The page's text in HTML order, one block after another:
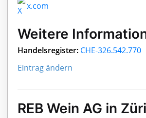
x.com
Weitere
Handelsregister: CHE-326.542.770
Eintrag ändern
REB Wein AG in